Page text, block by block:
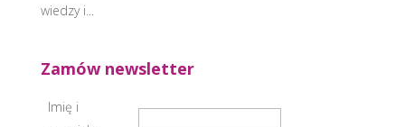
wiedzy i...
Zamów newsletter
Imię i